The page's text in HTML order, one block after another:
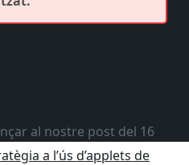
al nostre post del 16
a l’ús d’applets de